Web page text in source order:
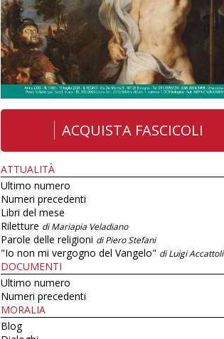
ACQUISTA FASCICOLI
ATTUALITÀ
Ultimo numero
Numeri precedenti
Libri del mese
Riletture di Mariapia Veladiano
Parole delle religioni di Piero Stefani
"Io non mi vergogno del Vangelo" di Luigi Accattoli
DOCUMENTI
Ultimo numero
Numeri precedenti
MORALIA
Blog